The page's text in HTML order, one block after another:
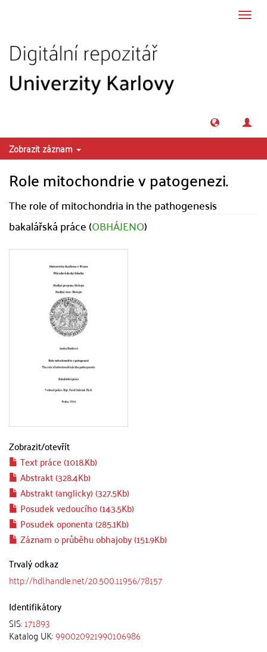
Zobrazit záznam
Role mitochondrie v patogenezi.
The role of mitochondria in the pathogenesis
bakalářská práce (OBHÁJENO)
Zobrazit/otevřít
Text práce (1018.Kb)
Abstrakt (328.4Kb)
Abstrakt (anglicky) (327.5Kb)
Posudek vedoucího (143.5Kb)
Posudek oponenta (285.1Kb)
Záznam o průběhu obhajoby (151.9Kb)
Trvalý odkaz
http://hdl.handle.net/20.500.11956/78157
Identifikátory
SIS:171893
Katalog UK:990020921990106986